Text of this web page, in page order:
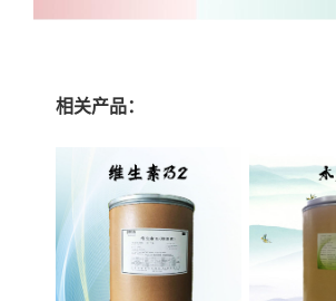
相关产品：